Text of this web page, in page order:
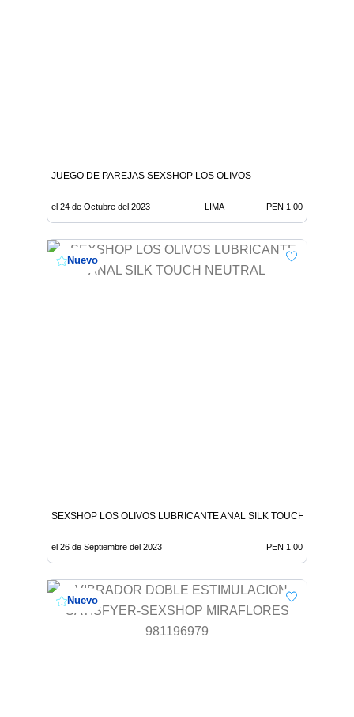
JUEGO DE PAREJAS SEXSHOP LOS OLIVOS
el 24 de Octubre del 2023 LIMA PEN 1.00
Nuevo
SEXSHOP LOS OLIVOS LUBRICANTE ANAL SILK TOUCH NEUTRAL
el 26 de Septiembre del 2023 PEN 1.00
Nuevo